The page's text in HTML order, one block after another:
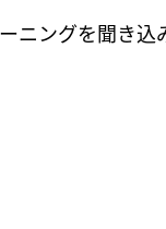
ニングを聞き込